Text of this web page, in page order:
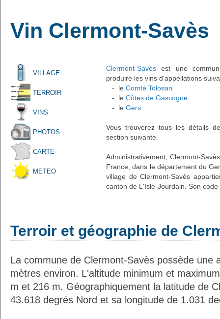
Vin Clermont-Savès
VILLAGE
TERROIR
VINS
PHOTOS
CARTE
METEO
Clermont-Savès est une
produire les vins d'appellations
- le Comté Tolosan
- le Côtes de Gascogne
- le Gers
Vous trouverez tous les détails
section suivante.
Administrativement, Clermont-
France, dans le département du
village de Clermont-Savès
canton de L'Isle-Jourdain. Son
Terroir et géographie de
La commune de Clermont-Savès possède une
mètres environ. L'altitude minimum et
m et 216 m. Géographiquement la latitude de
43.618 degrés Nord et sa longitude de 1.031